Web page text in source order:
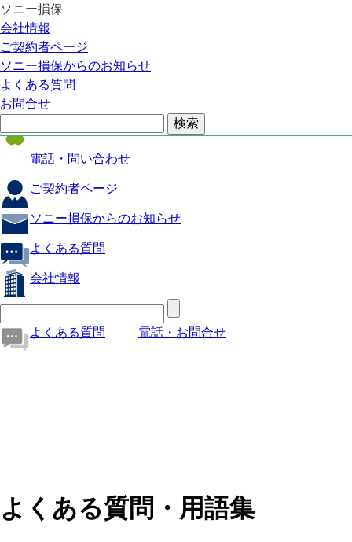
ソニー損保
会社情報
ご契約者ページ
ソニー損保からのお知らせ
よくある質問
お問合せ
自動車保険
医療保険
火災保険
海外旅行保険
電話・問い合わせ
ご契約者ページ
ソニー損保からのお知らせ
よくある質問
会社情報
よくある質問 電話・お問合せ
よくある質問・用語集